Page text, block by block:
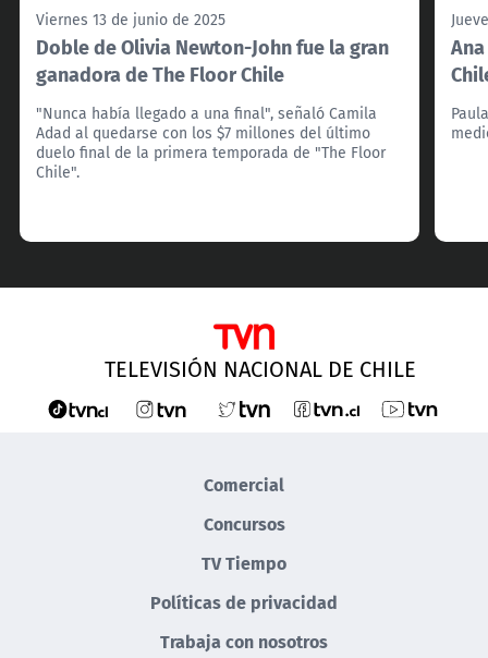
Viernes 13 de junio de 2025
Doble de Olivia Newton-John fue la gran
ganadora de The Floor Chile
"Nunca había llegado a una final", señaló Camila
Adad al quedarse con los $7 millones del último
duelo final de la primera temporada de "The Floor
Chile".
TELEVISIÓN NACIONAL DE CHILE
Comercial
Concursos
TV Tiempo
Políticas de privacidad
Trabaja con nosotros